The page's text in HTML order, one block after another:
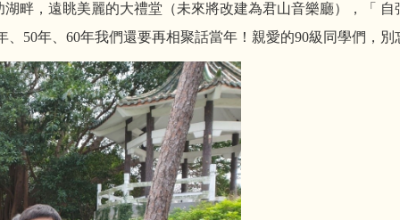
畔，遠眺美麗的大禮堂（未來將改建為君山音樂廳），「
、50年、60年我們還要再相聚話當年！親愛的90級同學們，